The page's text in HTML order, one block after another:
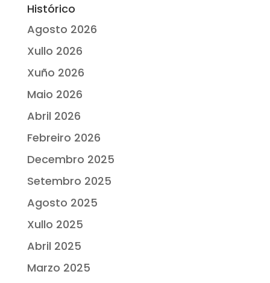
Histórico
Agosto 2026
Xullo 2026
Xuño 2026
Maio 2026
Abril 2026
Febreiro 2026
Decembro 2025
Setembro 2025
Agosto 2025
Xullo 2025
Abril 2025
Marzo 2025